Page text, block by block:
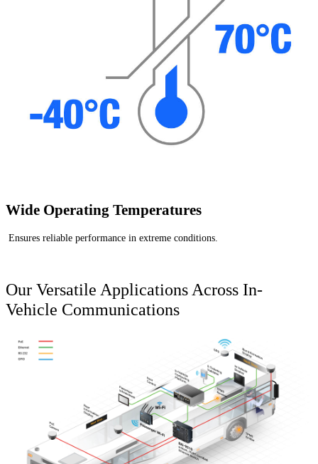
Wide Operating Temperatures
Ensures reliable performance in extreme conditions.
Our Versatile Applications Across In-
Vehicle Communications